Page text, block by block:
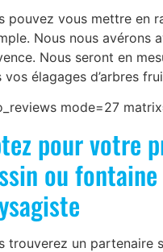
pouvez vous mettre en
Nous nous avérons
Nous seront en
vos élagages d’arbres
mode=27
pour votre
ou
trouverez un partenaire